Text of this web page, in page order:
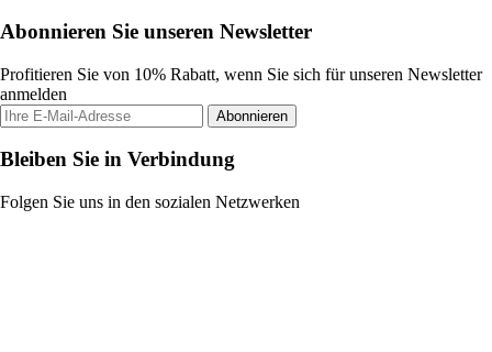
Abonnieren Sie unseren Newsletter
Profitieren Sie von 10% Rabatt, wenn Sie sich für unseren Newsletter
anmelden
Abonnieren
Bleiben Sie in Verbindung
Folgen Sie uns in den sozialen Netzwerken